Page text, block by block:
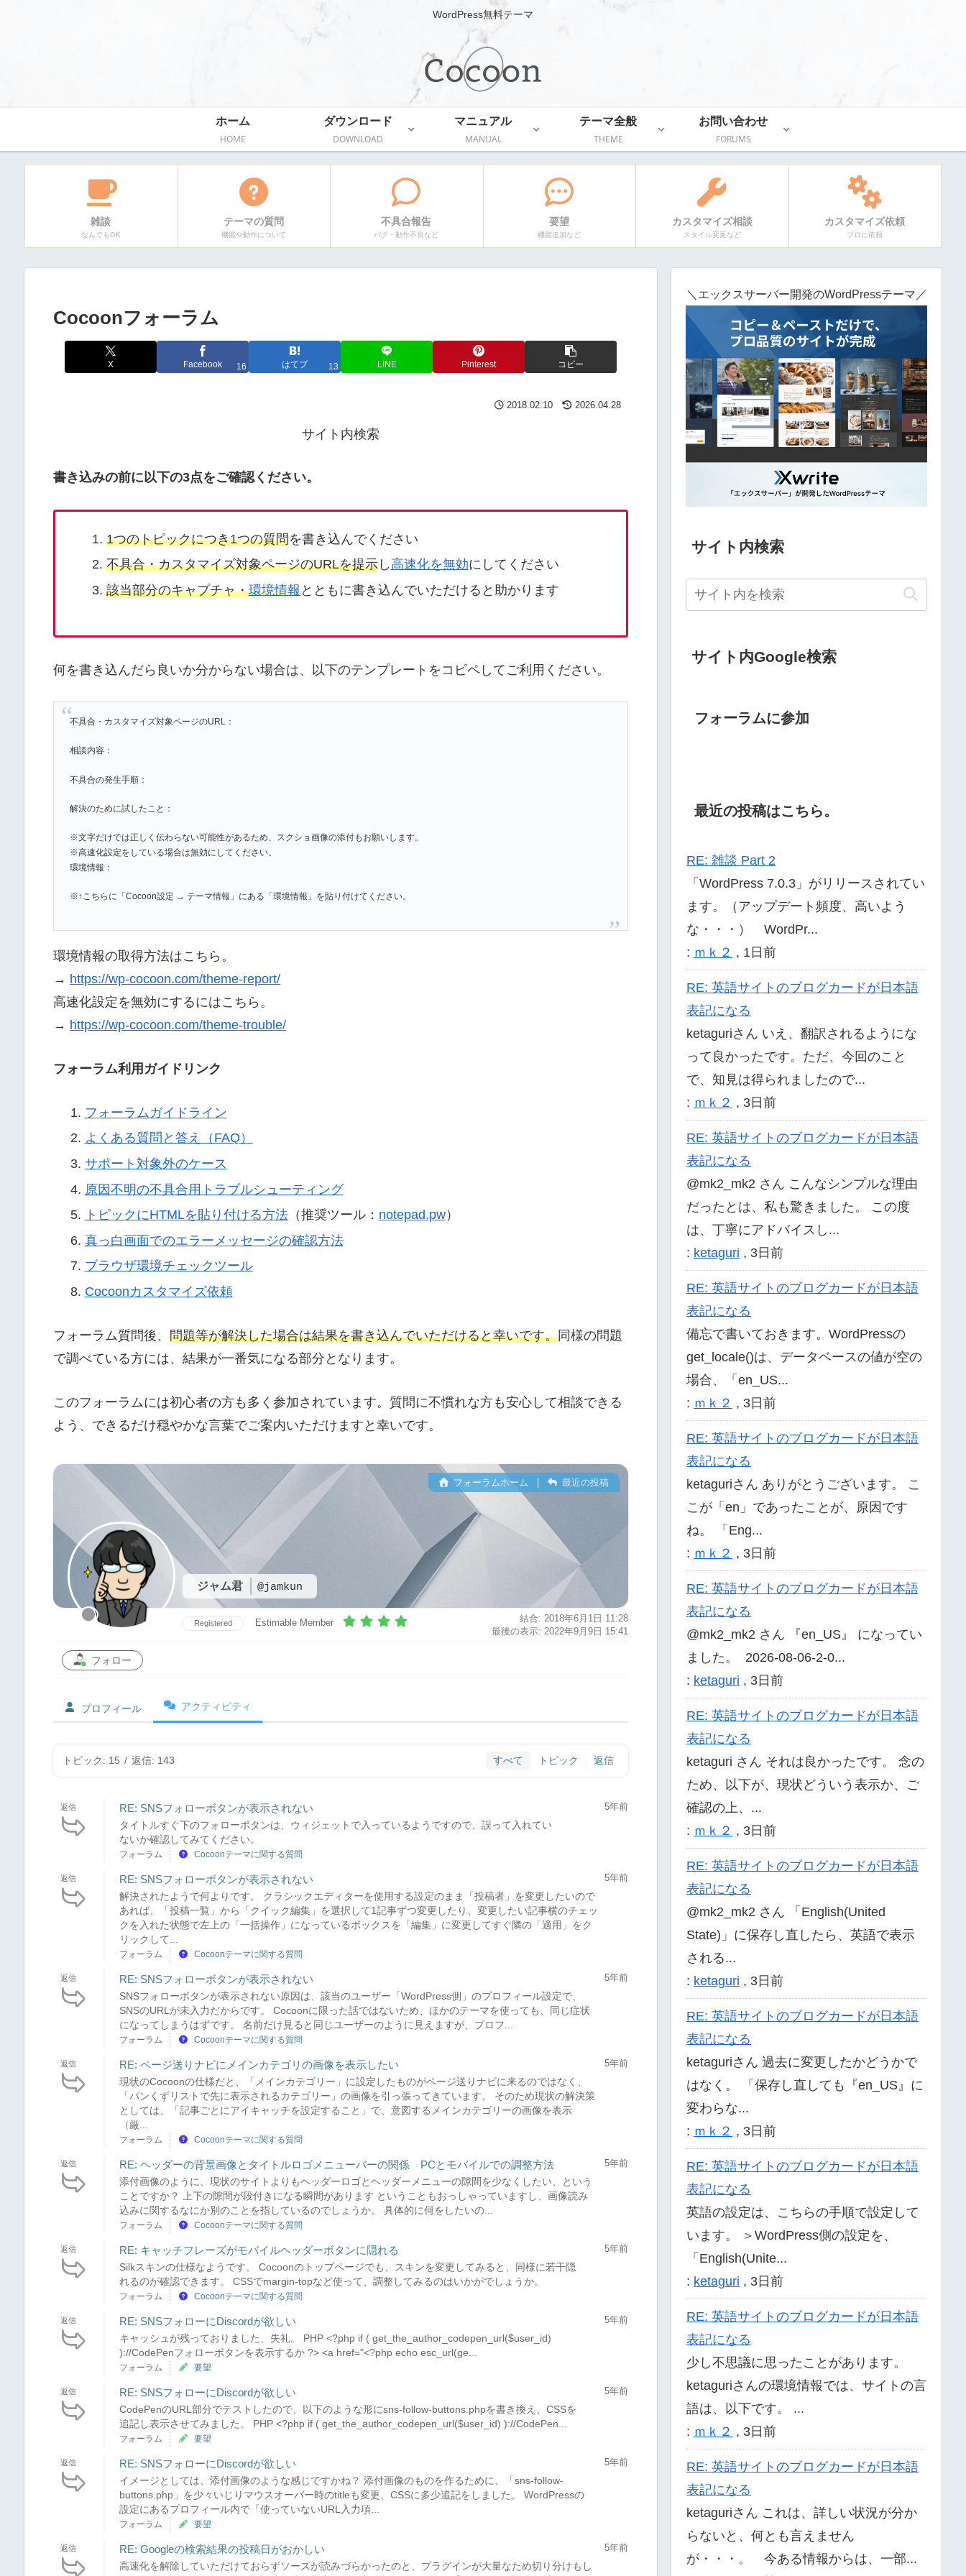
WordPress無料テーマ
ホーム
HOME
ダウンロード
DOWNLOAD
マニュアル
MANUAL
テーマ全般
THEME
お問い合わせ
FORUMS
雑談
なんでもOK
テーマの質問
機能や動作について
不具合報告
バグ・動作不良など
要望
機能追加など
カスタマイズ相談
スタイル変更など
カスタマイズ依頼
プロに依頼
Cocoonフォーラム
X Facebook 16 はてブ 13 LINE Pinterest コピー
2018.02.10 2026.04.28
サイト内検索
書き込みの前に以下の3点をご確認ください。
1つのトピックにつき1つの質問を書き込んでください
不具合・カスタマイズ対象ページのURLを提示し 高速化を無効にしてください
該当部分のキャプチャ・環境情報とともに書き込んでいただけると助かります
何を書き込んだら良いか分からない場合は、以下のテンプレートをコピペしてご利用ください。
不具合・カスタマイズ対象ページのURL：
相談内容：
不具合の発生手順：
解決のために試したこと：
※文字だけでは正しく伝わらない可能性があるため、スクショ画像の添付もお願いします。
※高速化設定をしている場合は無効にしてください。
環境情報：
※↑こちらに「Cocoon設定 → テーマ情報」にある「環境情報」を貼り付けてください。
環境情報の取得方法はこちら。
→ https://wp-cocoon.com/theme-report/
高速化設定を無効にするにはこちら。
→ https://wp-cocoon.com/theme-trouble/
フォーラム利用ガイドリンク
フォーラムガイドライン
よくある質問と答え（FAQ）
サポート対象外のケース
原因不明の不具合用トラブルシューティング
トピックにHTMLを貼り付ける方法（推奨ツール： notepad.pw）
真っ白画面でのエラーメッセージの確認方法
ブラウザ環境チェックツール
Cocoonカスタマイズ依頼
フォーラム質問後、 問題等が解決した場合は結果を書き込んでいただけると幸いです。同様の問題
で調べている方には、結果が一番気になる部分となります。
このフォーラムには初心者の方も多く参加されています。質問に不慣れな方も安心して相談できる
よう、できるだけ穏やかな言葉でご案内いただけますと幸いです。
ジャム君 @jamkun
フォーラムホーム 最近の投稿
Registered Estimable Member
結合: 2018年6月1日 11:28
最後の表示: 2022年9月9日 15:41
フォロー
プロフィール アクティビティ
トピック: 15 / 返信: 143 すべて トピック 返信
返信 RE: SNSフォローボタンが表示されない
タイトルすぐ下のフォローボタンは、ウィジェットで入っているようですので、誤って入れてい
ないか確認してみてください。
5年前
フォーラム Cocoonテーマに関する質問
返信 RE: SNSフォローボタンが表示されない
解決されたようで何よりです。 クラシックエディターを使用する設定のまま「投稿者」を変更したいので
あれば、「投稿一覧」から「クイック編集」を選択して1記事ずつ変更したり、変更したい記事横のチェッ
クを入れた状態で左上の「一括操作」になっているボックスを「編集」に変更してすぐ隣の「適用」をク
リックして...
5年前
フォーラム Cocoonテーマに関する質問
返信 RE: SNSフォローボタンが表示されない
SNSフォローボタンが表示されない原因は、該当のユーザー「WordPress側」のプロフィール設定で、
SNSのURLが未入力だからです。 Cocoonに限った話ではないため、ほかのテーマを使っても、同じ症状
になってしまうはずです。 名前だけ見ると同じユーザーのように見えますが、プロフ...
5年前
フォーラム Cocoonテーマに関する質問
返信 RE: ページ送りナビにメインカテゴリの画像を表示したい
現状のCocoonの仕様だと、「メインカテゴリー」に設定したものがページ送りナビに来るのではなく、
「パンくずリストで先に表示されるカテゴリー」の画像を引っ張ってきています。 そのため現状の解決策
としては、「記事ごとにアイキャッチを設定すること」で、意図するメインカテゴリーの画像を表示
（厳...
5年前
フォーラム Cocoonテーマに関する質問
返信 RE: ヘッダーの背景画像とタイトルロゴメニューバーの関係 PCとモバイルでの調整方法
添付画像のように、現状のサイトよりもヘッダーロゴとヘッダーメニューの隙間を少なくしたい、という
ことですか？ 上下の隙間が段付きになる瞬間があります ということもおっしゃっていますし、画像読み
込みに関するなにか別のことを指しているのでしょうか。 具体的に何をしたいの...
5年前
フォーラム Cocoonテーマに関する質問
返信 RE: キャッチフレーズがモバイルヘッダーボタンに隠れる
Silkスキンの仕様なようです。 Cocoonのトップページでも、スキンを変更してみると、同様に若干隠
れるのが確認できます。 CSSでmargin-topなど使って、調整してみるのはいかがでしょうか。
5年前
フォーラム Cocoonテーマに関する質問
返信 RE: SNSフォローにDiscordが欲しい
キャッシュが残っておりました、失礼。 PHP <?php if ( get_the_author_codepen_url($user_id)
)://CodePenフォローボタンを表示するか ?> <a href="<?php echo esc_url(ge...
5年前
フォーラム 要望
返信 RE: SNSフォローにDiscordが欲しい
CodePenのURL部分でテストしたので、以下のような形にsns-follow-buttons.phpを書き換え、CSSを
追記し表示させてみました。 PHP <?php if ( get_the_author_codepen_url($user_id) )://CodePen...
5年前
フォーラム 要望
返信 RE: SNSフォローにDiscordが欲しい
イメージとしては、添付画像のような感じですかね？ 添付画像のものを作るために、「sns-follow-
buttons.php」を少々いじりマウスオーバー時のtitleも変更、CSSに多少追記をしました。 WordPressの
設定にあるプロフィール内で「使っていないURL入力項...
5年前
フォーラム 要望
返信 RE: Googleの検索結果の投稿日がおかしい
高速化を解除していただけておらずソースが読みづらかったのと、プラグインが大量なため切り分けもし
5年前
＼エックスサーバー開発のWordPressテーマ／
サイト内検索
サイト内Google検索
フォーラムに参加
最近の投稿はこちら。
RE: 雑談 Part 2
「WordPress 7.0.3」がリリースされてい
ます。（アップデート頻度、高いよう
な・・・） WordPr...
: ｍｋ２ , 1日前
RE: 英語サイトのブログカードが日本語
表記になる
ketaguriさん いえ、翻訳されるようにな
って良かったです。ただ、今回のこと
で、知見は得られましたので...
: ｍｋ２ , 3日前
RE: 英語サイトのブログカードが日本語
表記になる
@mk2_mk2 さん こんなシンプルな理由
だったとは、私も驚きました。 この度
は、丁寧にアドバイスし...
: ketaguri , 3日前
RE: 英語サイトのブログカードが日本語
表記になる
備忘で書いておきます。WordPressの
get_locale()は、データベースの値が空の
場合、「en_US...
: ｍｋ２ , 3日前
RE: 英語サイトのブログカードが日本語
表記になる
ketaguriさん ありがとうございます。 こ
こが「en」であったことが、原因です
ね。 「Eng...
: ｍｋ２ , 3日前
RE: 英語サイトのブログカードが日本語
表記になる
@mk2_mk2 さん 『en_US』 になってい
ました。 2026-08-06-2-0...
: ketaguri , 3日前
RE: 英語サイトのブログカードが日本語
表記になる
ketaguri さん それは良かったです。 念の
ため、以下が、現状どういう表示か、ご
確認の上、...
: ｍｋ２ , 3日前
RE: 英語サイトのブログカードが日本語
表記になる
@mk2_mk2 さん 「English(United
State)」に保存し直したら、英語で表示
される...
: ketaguri , 3日前
RE: 英語サイトのブログカードが日本語
表記になる
ketaguriさん 過去に変更したかどうかで
はなく。 「保存し直しても『en_US』に
変わらな...
: ｍｋ２ , 3日前
RE: 英語サイトのブログカードが日本語
表記になる
英語の設定は、こちらの手順で設定して
います。 ＞WordPress側の設定を、
「English(Unite...
: ketaguri , 3日前
RE: 英語サイトのブログカードが日本語
表記になる
少し不思議に思ったことがあります。
ketaguriさんの環境情報では、サイトの言
語は、以下です。 ...
: ｍｋ２ , 3日前
RE: 英語サイトのブログカードが日本語
表記になる
ketaguriさん これは、詳しい状況が分か
らないと、何とも言えません
が・・・。 今ある情報からは、一部...